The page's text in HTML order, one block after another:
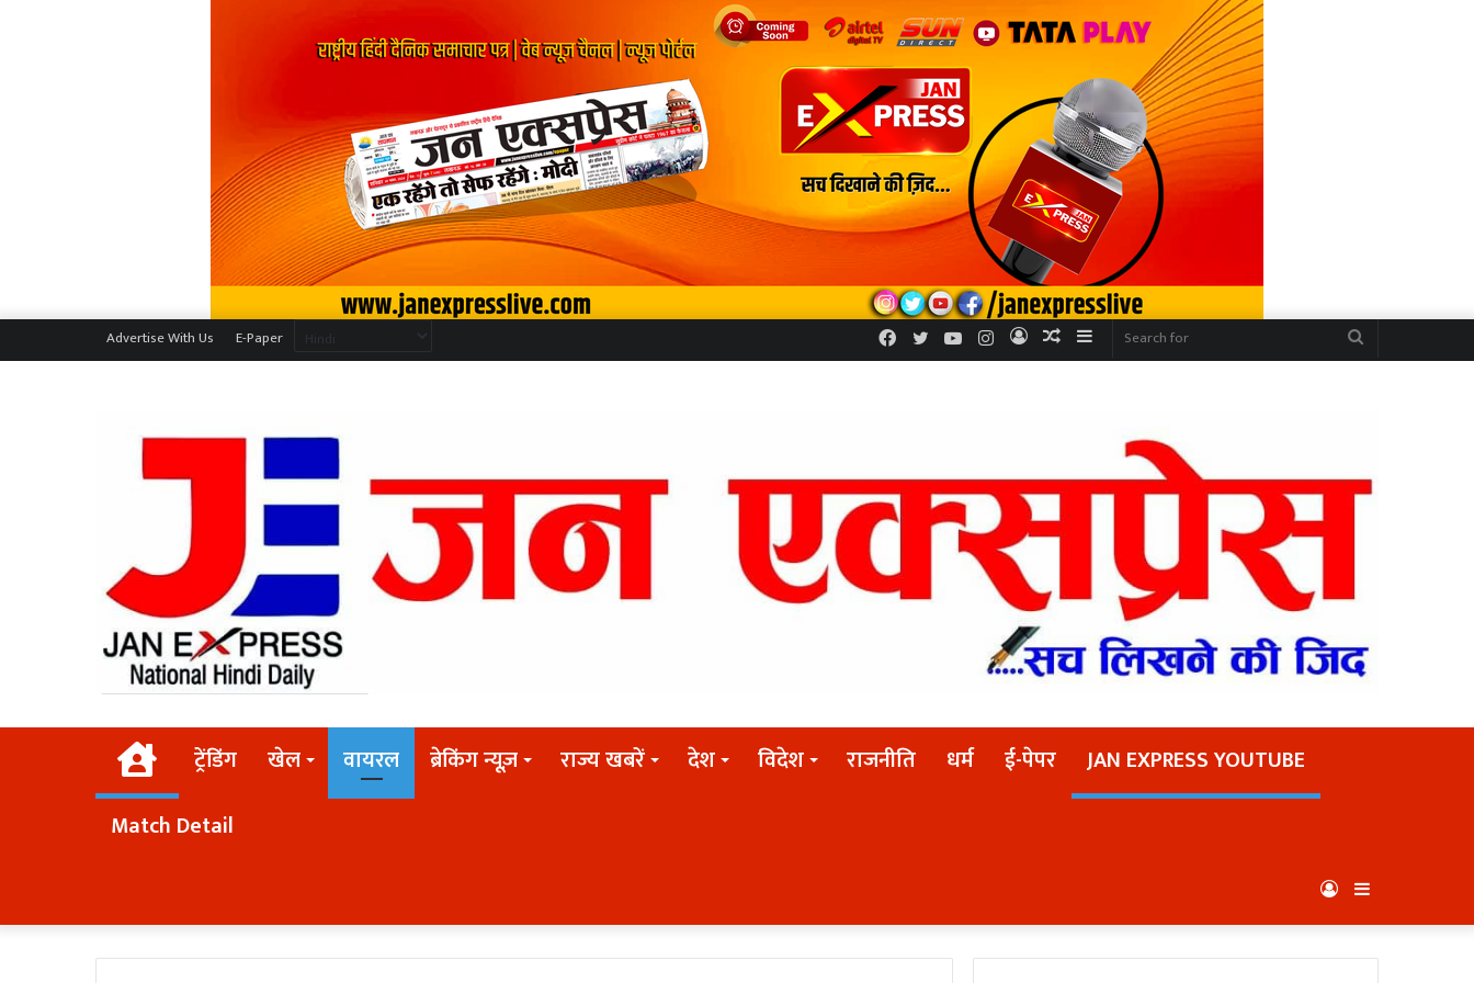
Advertise With Us E-Paper Sidebar
Random
Log
Instagram
YouTube
Twitter
Facebook
Homeट्रेंडिंग खेल वायरल ब्रेकिंग न्यूज़ राज्य खबरें देश विदेश राजनीति धर्म ई-पेपर
JAN EXPRESS YOUTUBE
Match Detail
Log
In